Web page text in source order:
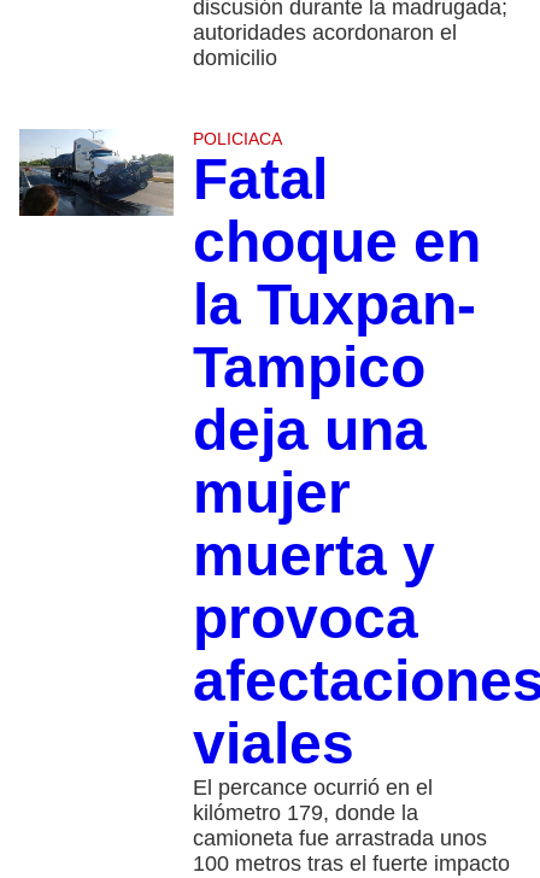
discusión durante la madrugada;
autoridades acordonaron el
domicilio
POLICIACA
Fatal
choque en
la Tuxpan-
Tampico
deja una
mujer
muerta y
provoca
viales
El percance ocurrió en el
kilómetro 179, donde la
camioneta fue arrastrada unos
100 metros tras el fuerte impacto